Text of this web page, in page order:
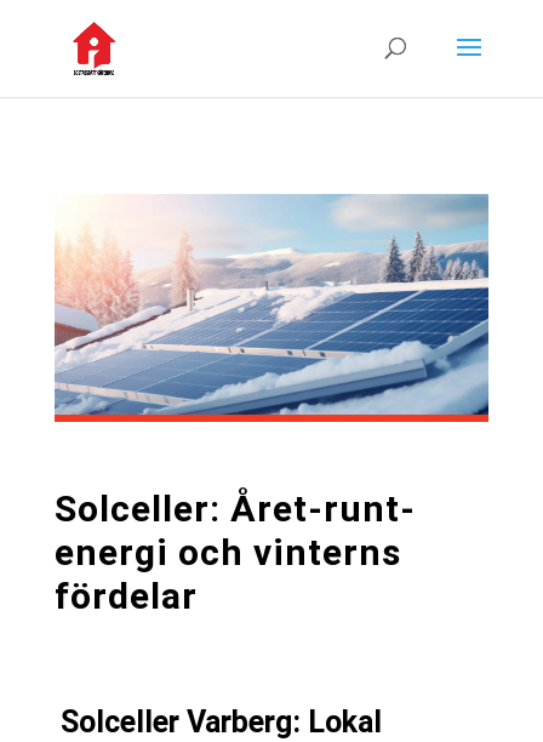
Solceller: Året-runt-
energi och vinterns
fördelar
Solceller Varberg: Lokal